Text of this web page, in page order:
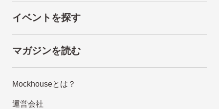
イベントを探す
マガジンを読む
Mockhouseとは？
運営会社